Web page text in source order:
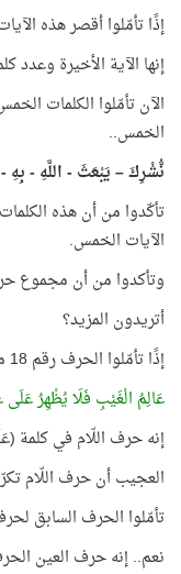
إذًا تأمّلوا أقصر هذه
إنها الآية الأخيرة وعدد كلماتها 7
الخمس..
نُّشْرِكَ – يَبْعَثَ - اللَّهِ - بِهِ
الآيات الخمس.
وتأكدوا من أن مجموع
أتريدون المزيد؟
إذًا تأمّلوا الحرف رقم 18 من بداية الآية الأخيرة..
عَالِمُ الْغَيْبِ فَلَا يُظْهِرُ عَلَى
إنه حرف اللّام في كلمة
العجيب أن حرف اللّام
تأمّلوا الحرف السابق
نعم.. إنه حرف العين